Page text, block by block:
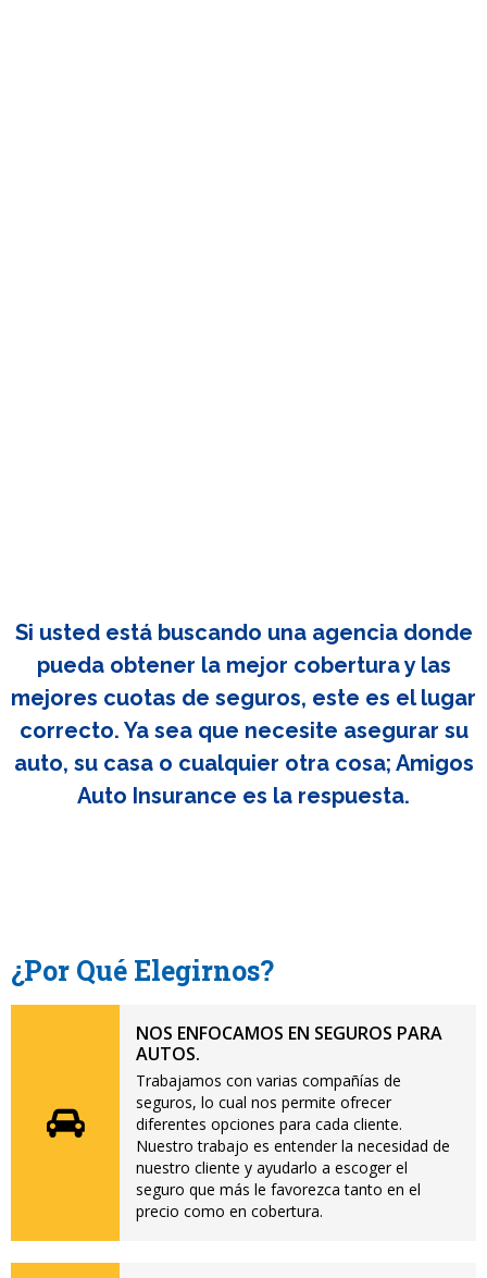
Si usted está buscando una agencia donde
pueda obtener la mejor cobertura y las
mejores cuotas de seguros, este es el lugar
correcto. Ya sea que necesite asegurar su
auto, su casa o cualquier otra cosa; Amigos
Auto Insurance es la respuesta.
¿Por Qué Elegirnos?
NOS ENFOCAMOS EN SEGUROS PARA
AUTOS.
Trabajamos con varias compañías de
seguros, lo cual nos permite ofrecer
diferentes opciones para cada cliente.
Nuestro trabajo es entender la necesidad de
nuestro cliente y ayudarlo a escoger el
seguro que más le favorezca tanto en el
precio como en cobertura.